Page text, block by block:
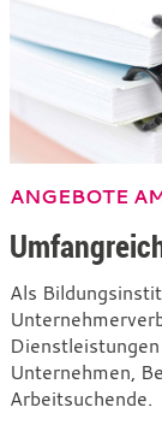
ANGEBOTE
Als
Unternehmen,
Arbeitsuchende.